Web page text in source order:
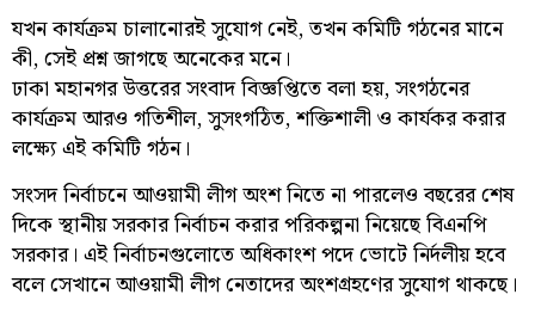
যখন কার্যক্রম চালানোরই সুযোগ নেই, তখন কমিটি গঠনের মানে
কী, সেই প্রশ্ন জাগছে অনেকের মনে।
ঢাকা মহানগর উত্তরের সংবাদ বিজ্ঞপ্তিতে বলা হয়, সংগঠনের
কার্যক্রম আরও গতিশীল, সুসংগঠিত, শক্তিশালী ও কার্যকর করার
লক্ষ্যে এই কমিটি গঠন।
সংসদ নির্বাচনে আওয়ামী লীগ অংশ নিতে না পারলেও বছরের শেষ
দিকে স্থানীয় সরকার নির্বাচন করার পরিকল্পনা নিয়েছে বিএনপি
সরকার। এই নির্বাচনগুলোতে অধিকাংশ পদে ভোটে নির্দলীয় হবে
বলে সেখানে আওয়ামী লীগ নেতাদের অংশগ্রহণের সুযোগ থাকছে।